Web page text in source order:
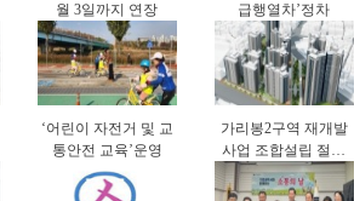
월 3일까지 연장
급행열차’정차
‘어린이 자전거 및 교
통안전 교육’운영
가리봉2구역 재개발
사업 조합설립 절차
본격화